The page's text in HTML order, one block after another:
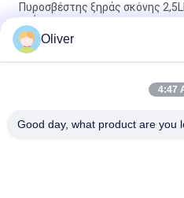
Πυροσβέστης ξηράς σκόνης
οχήματα
Πυροσβεστήρας ξηρής σκόνης
βαθμολογία πυρόσβεσης 6A
Πυροσβεστήρας ξηρής σκόνης
Oliver
4:47
Good day, what product are you